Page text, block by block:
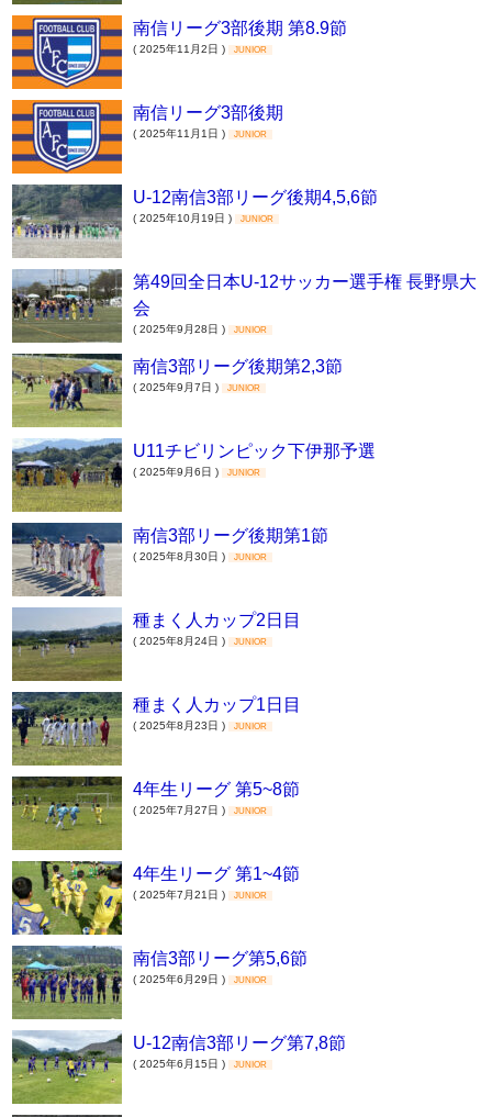
南信リーグ3部後期 第8.9節
( 2025年11月2日 ) JUNIOR
南信リーグ3部後期
( 2025年11月1日 ) JUNIOR
U-12南信3部リーグ後期4,5,6節
( 2025年10月19日 ) JUNIOR
第49回全日本U-12サッカー選手権 長野県大
会
( 2025年9月28日 ) JUNIOR
南信3部リーグ後期第2,3節
( 2025年9月7日 ) JUNIOR
U11チビリンピック下伊那予選
( 2025年9月6日 ) JUNIOR
南信3部リーグ後期第1節
( 2025年8月30日 ) JUNIOR
種まく人カップ2日目
( 2025年8月24日 ) JUNIOR
種まく人カップ1日目
( 2025年8月23日 ) JUNIOR
4年生リーグ 第5~8節
( 2025年7月27日 ) JUNIOR
4年生リーグ 第1~4節
( 2025年7月21日 ) JUNIOR
南信3部リーグ第5,6節
( 2025年6月29日 ) JUNIOR
U-12南信3部リーグ第7,8節
( 2025年6月15日 ) JUNIOR